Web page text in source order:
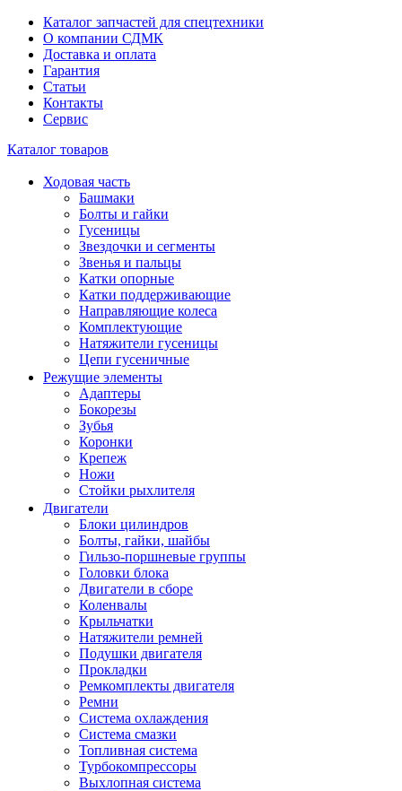
Каталог запчастей для спецтехники
О компании СДМК
Доставка и оплата
Гарантия
Статьи
Контакты
Сервис
Каталог товаров
Ходовая часть
Башмаки
Болты и гайки
Гусеницы
Звездочки и сегменты
Звенья и пальцы
Катки опорные
Катки поддерживающие
Направляющие колеса
Комплектующие
Натяжители гусеницы
Цепи гусеничные
Режущие элементы
Адаптеры
Бокорезы
Зубья
Коронки
Крепеж
Ножи
Стойки рыхлителя
Двигатели
Блоки цилиндров
Болты, гайки, шайбы
Гильзо-поршневые группы
Головки блока
Двигатели в сборе
Коленвалы
Крыльчатки
Натяжители ремней
Подушки двигателя
Прокладки
Ремкомплекты двигателя
Ремни
Система охлаждения
Система смазки
Топливная система
Турбокомпрессоры
Выхлопная система